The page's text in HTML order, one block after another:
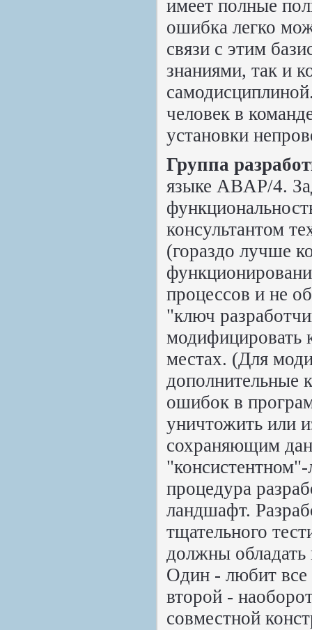
имеет полные
ошибка легко
связи с этим
знаниями, так и
человек в
установки
Группа
языке ABAP/4.
консультантом
(гораздо лучше
процессов и не
"ключ
модифицировать
местах. (Для
дополнительные
ошибок в
уничтожить или
сохраняющим
процедура
ландшафт.
тщательного
должны
Один - любит все
второй -
совместной